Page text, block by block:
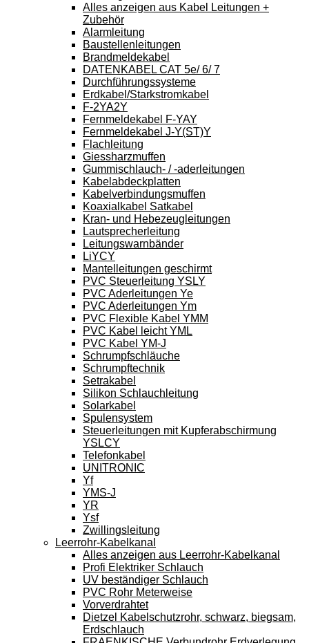
Alles anzeigen aus Kabel Leitungen +
Zubehör
Alarmleitung
Baustellenleitungen
Brandmeldekabel
DATENKABEL CAT 5e/ 6/ 7
Durchführungssysteme
Erdkabel/Starkstromkabel
F-2YA2Y
Fernmeldekabel F-YAY
Fernmeldekabel J-Y(ST)Y
Flachleitung
Giessharzmuffen
Gummischlauch- / -aderleitungen
Kabelabdeckplatten
Kabelverbindungsmuffen
Koaxialkabel Satkabel
Kran- und Hebezeugleitungen
Lautsprecherleitung
Leitungswarnbänder
LiYCY
Mantelleitungen geschirmt
PVC Steuerleitung YSLY
PVC Aderleitungen Ye
PVC Aderleitungen Ym
PVC Flexible Kabel YMM
PVC Kabel leicht YML
PVC Kabel YM-J
Schrumpfschläuche
Schrumpftechnik
Setrakabel
Silikon Schlauchleitung
Solarkabel
Spulensystem
Steuerleitungen mit Kupferabschirmung
YSLCY
Telefonkabel
UNITRONIC
Yf
YMS-J
YR
Ysf
Zwillingsleitung
Leerrohr-Kabelkanal
Alles anzeigen aus Leerrohr-Kabelkanal
Profi Elektriker Schlauch
UV beständiger Schlauch
PVC Rohr Meterweise
Vorverdrahtet
Dietzel Kabelschutzrohr, schwarz, biegsam,
Erdschlauch